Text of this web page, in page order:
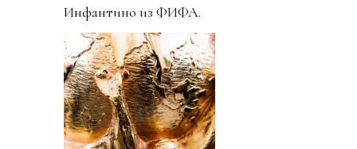
Инфантино из ФИФА.